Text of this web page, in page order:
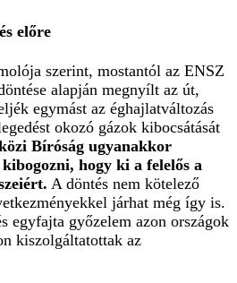
előre
szerint, mostantól az ENSZ
alapján megnyílt az út,
egymást az éghajlatváltozás
okozó gázok kibocsátását
Bíróság ugyanakkor
hogy ki a felelős a
A döntés nem kötelező
járhat még így is.
egyfajta győzelem azon országok
kiszolgáltatottak az